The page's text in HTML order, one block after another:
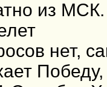
из МСК.
нет,